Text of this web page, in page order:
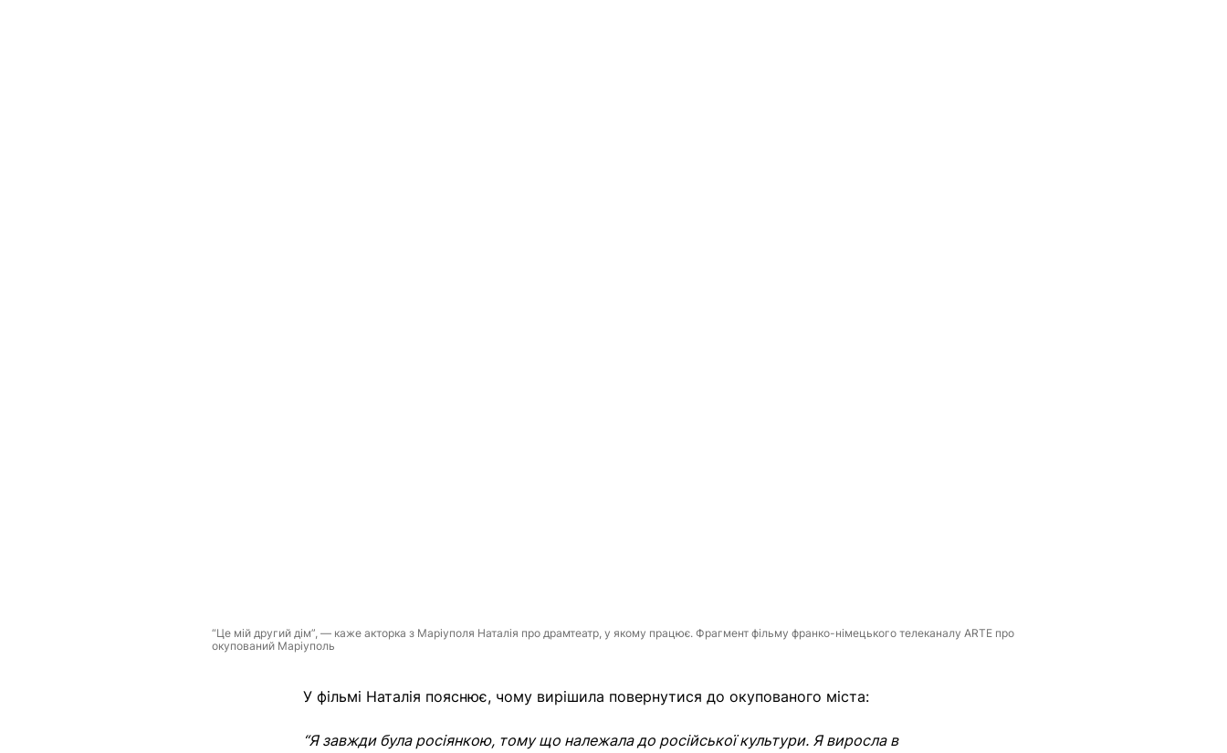
“Це мій другий дім”, — каже акторка з Маріуполя Наталія про драмтеатр, у якому працює. Фрагмент фільму франко-німецького телеканалу ARTE про
окупований Маріуполь
У фільмі Наталія пояснює, чому вирішила повернутися до окупованого міста:
“Я завжди була росіянкою, тому що належала до російської культури. Я виросла в